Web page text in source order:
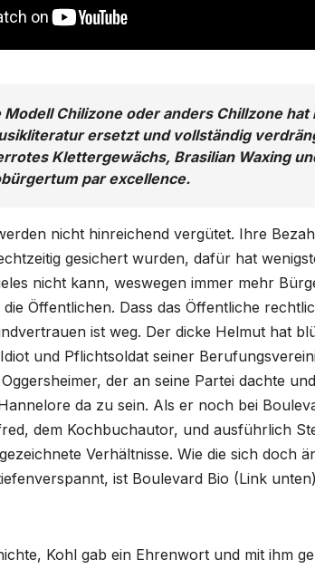
Modell Chilizone oder anders Chillzone
ersetzt und vollständig
Klettergewächs, Brasilian Waxing
par excellence.
nicht hinreichend vergütet. Ihre
gesichert wurden, dafür hat
nicht kann, weswegen immer mehr
Öffentlichen. Dass das Öffentliche
ist weg. Der dicke Helmut hat
und Pflichtsoldat seiner
der an seine Partei dachte
da zu sein. Als er noch bei
dem Kochbuchautor, und ausführlich
Verhältnisse. Wie die sich doch
ist Boulevard Bio (Link
Kohl gab ein Ehrenwort und mit ihm